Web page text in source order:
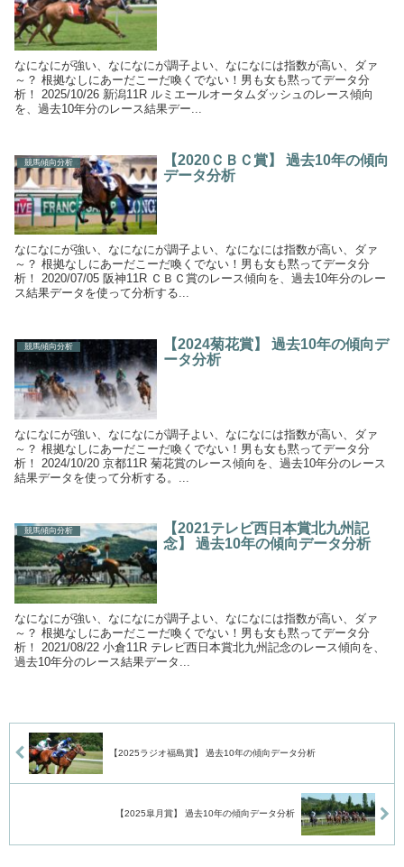
なになにが強い、なになにが調子よい、なになには指数が高い、ダァ
～？ 根拠なしにあーだこーだ喚くでない！男も女も黙ってデータ分
析！ 2025/10/26 新潟11R ルミエールオータムダッシュのレース傾向
を、過去10年分のレース結果デー...
競馬傾向分析
【2020ＣＢＣ賞】 過去10年の傾向
データ分析
なになにが強い、なになにが調子よい、なになには指数が高い、ダァ
～？ 根拠なしにあーだこーだ喚くでない！男も女も黙ってデータ分
析！ 2020/07/05 阪神11R ＣＢＣ賞のレース傾向を、過去10年分のレー
ス結果データを使って分析する...
競馬傾向分析
【2024菊花賞】 過去10年の傾向デ
ータ分析
なになにが強い、なになにが調子よい、なになには指数が高い、ダァ
～？ 根拠なしにあーだこーだ喚くでない！男も女も黙ってデータ分
析！ 2024/10/20 京都11R 菊花賞のレース傾向を、過去10年分のレース
結果データを使って分析する。...
競馬傾向分析
【2021テレビ西日本賞北九州記
念】 過去10年の傾向データ分析
なになにが強い、なになにが調子よい、なになには指数が高い、ダァ
～？ 根拠なしにあーだこーだ喚くでない！男も女も黙ってデータ分
析！ 2021/08/22 小倉11R テレビ西日本賞北九州記念のレース傾向を、
過去10年分のレース結果データ...
【2025ラジオ福島賞】 過去10年の傾向データ分析
【2025皐月賞】 過去10年の傾向データ分析